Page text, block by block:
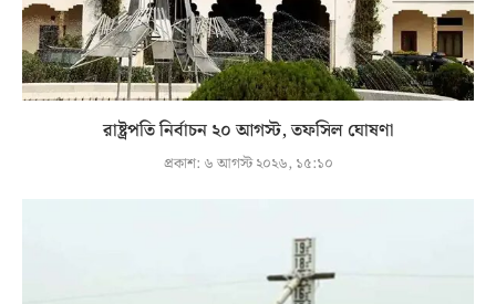
রাষ্ট্রপতি নির্বাচন ২০ আগস্ট, তফসিল ঘোষণা
প্রকাশ: ৬ আগস্ট ২০২৬, ১৫:১০